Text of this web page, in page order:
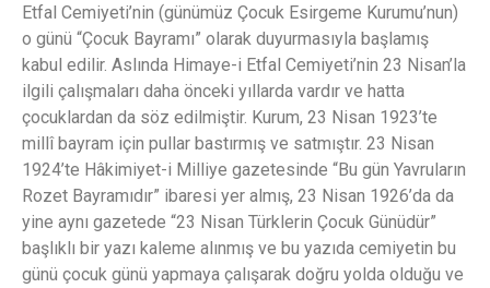
Etfal Cemiyeti’nin (günümüz Çocuk Esirgeme Kurumu’nun)
o günü “Çocuk Bayramı” olarak duyurmasıyla başlamış
kabul edilir. Aslında Himaye-i Etfal Cemiyeti’nin 23 Nisan’la
ilgili çalışmaları daha önceki yıllarda vardır ve hatta
çocuklardan da söz edilmiştir. Kurum, 23 Nisan 1923’te
millî bayram için pullar bastırmış ve satmıştır. 23 Nisan
1924’te Hâkimiyet-i Milliye gazetesinde “Bu gün Yavruların
Rozet Bayramıdır” ibaresi yer almış, 23 Nisan 1926’da da
yine aynı gazetede “23 Nisan Türklerin Çocuk Günüdür”
başlıklı bir yazı kaleme alınmış ve bu yazıda cemiyetin bu
günü çocuk günü yapmaya çalışarak doğru yolda olduğu ve